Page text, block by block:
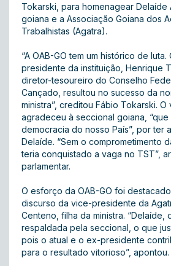
Tokarski, para homenagear Delaíde
goiana e a Associação Goiana dos
Trabalhistas (Agatra).
“A OAB-GO tem um histórico de
presidente da instituição, Henrique
diretor-tesoureiro do Conselho
Cançado, resultou no sucesso da
ministra”, creditou Fábio Tokarski.
agradeceu à seccional goiana,
democracia do nosso País”, por ter
Delaíde. “Sem o comprometimento
teria conquistado a vaga no TST”,
parlamentar.
O esforço da OAB-GO foi
discurso da vice-presidente da
Centeno, filha da ministra. “Delaíde,
respaldada pela seccional, o que
pois o atual e o ex-presidente
para o resultado vitorioso”, apontou.